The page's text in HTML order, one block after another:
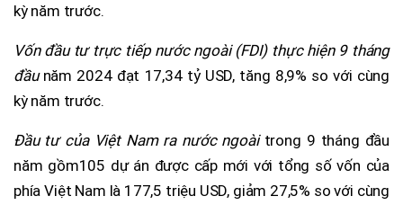
kỳ năm trước.
Vốn đầu tư trực tiếp nước ngoài (FDI) thực hiện 9 tháng
đầunăm 2024 đạt 17,34 tỷ USD, tăng 8,9% so với cùng
kỳ năm trước.
Đầu tư của Việt Nam ra nước ngoàitrong 9 tháng đầu
năm gồm105 dự án được cấp mới với tổng số vốn của
phía Việt Nam là 177,5 triệu USD, giảm 27,5% so với cùng